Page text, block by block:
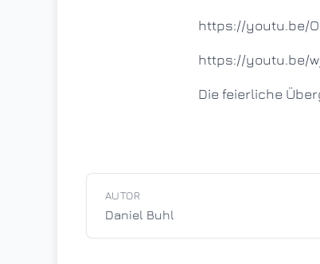
https://youtu.be/
https://youtu.be/
Die feierliche
AUTOR
Daniel Buhl